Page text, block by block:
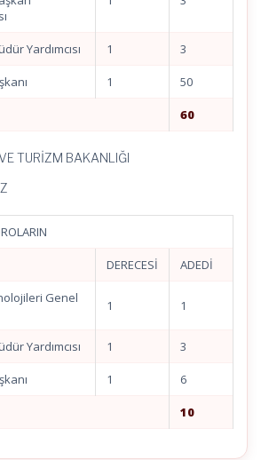
Yardımcısı 1 3
1 50
60
TURİZM BAKANLIĞI
DERECESİ ADEDİ
Genel
1 1
Yardımcısı 1 3
1 6
10